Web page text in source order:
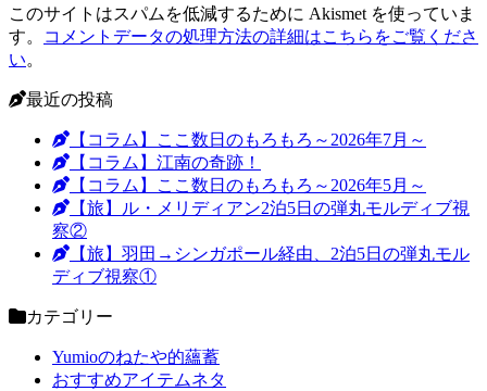
このサイトはスパムを低減するために Akismet を使っていま
す。
コメントデータの処理方法の詳細はこちらをご覧くださ
い。
最近の投稿
【コラム】ここ数日のもろもろ～2026年7月～
【コラム】江南の奇跡！
【コラム】ここ数日のもろもろ～2026年5月～
【旅】ル・メリディアン2泊5日の弾丸モルディブ視
察②
【旅】羽田→シンガポール経由、2泊5日の弾丸モル
ディブ視察①
カテゴリー
Yumioのねたや的蘊蓄
おすすめアイテムネタ